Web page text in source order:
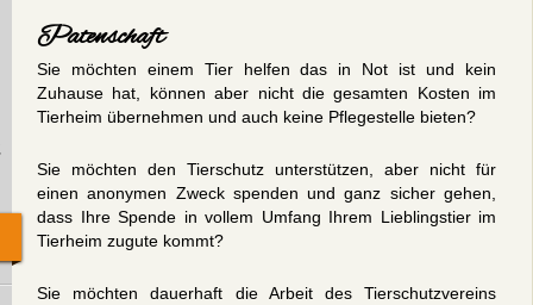
Patenschaft
Sie möchten einem Tier helfen das in Not ist und kein
Zuhause hat, können aber nicht die gesamten Kosten im
Tierheim übernehmen und auch keine Pflegestelle bieten?
Sie möchten den Tierschutz unterstützen, aber nicht für
einen anonymen Zweck spenden und ganz sicher gehen,
dass Ihre Spende in vollem Umfang Ihrem Lieblingstier im
Tierheim zugute kommt?
Sie möchten dauerhaft die Arbeit des Tierschutzvereins